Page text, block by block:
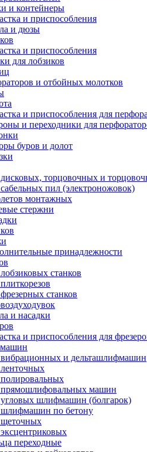
и контейнеры
и приспособления
и дюзы
и приспособления
для лобзиков
и отбойных молотков
и приспособления для
и переходники для
буров и долот
торцовочных и
пил (электроножовок)
монтажных
стержни
принадлежности
станков
станков
и насадки
и приспособления для
и дельташлифмашин
машин
шлифмашин (болгарок)
по бетону
переходные